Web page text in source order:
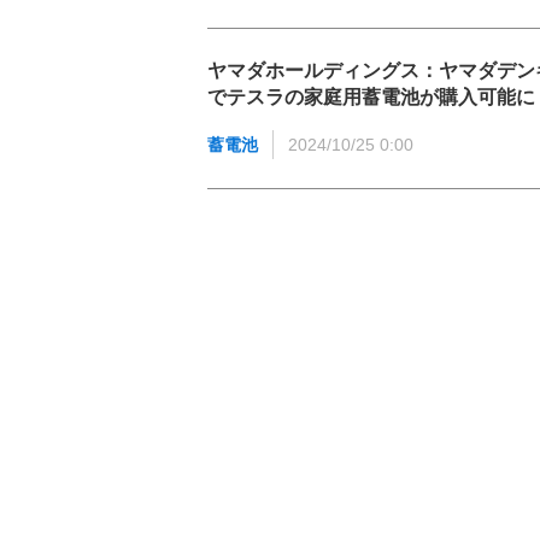
ヤマダホールディングス：ヤマダデン
でテスラの家庭用蓄電池が購入可能に
蓄電池 2024/10/25 0:00